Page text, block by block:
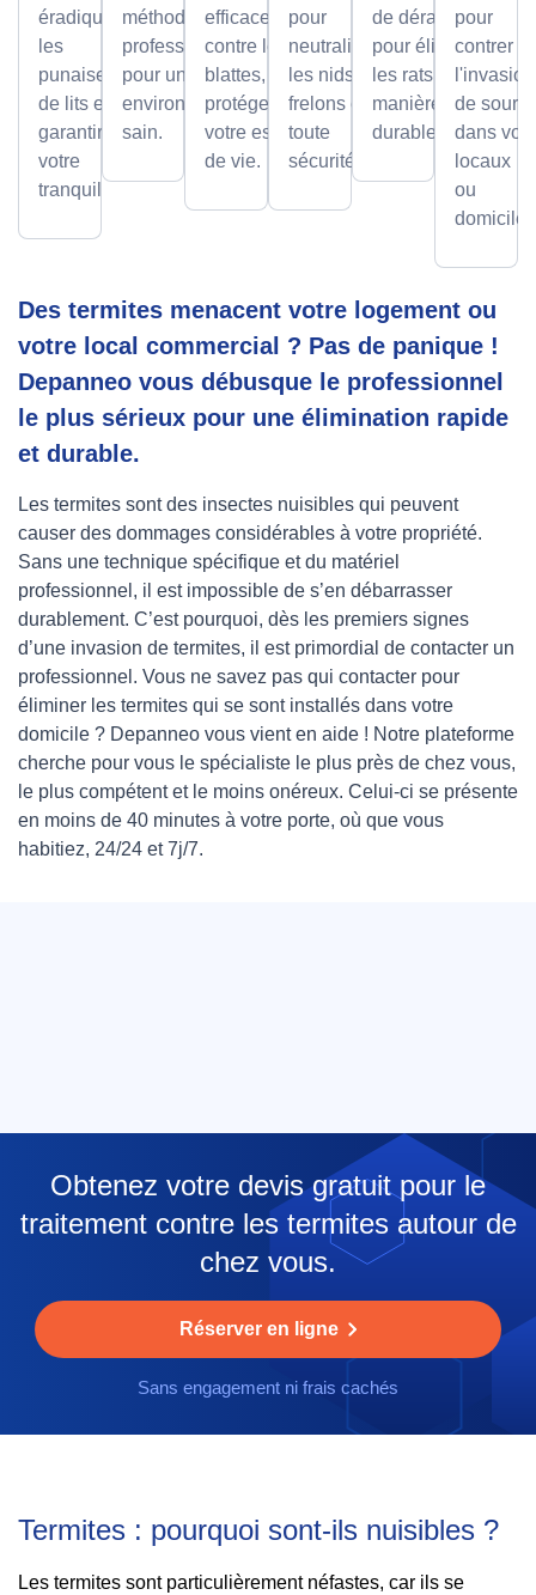
éradiquer
les
punaises
de lits et
garantir
votre
tranquillité.
méthodes
professionnelles,
pour un
environnement
sain.
efficaces
contre les
blattes, pour
protéger
votre espace
de vie.
pour
neutraliser
les nids de
frelons en
toute
sécurité.
de dératisation
pour éliminer
les rats de
manière sûre et
durable.
pour
contrer
l'invasion
de souris
dans vos
locaux
ou
domicile.
Des termites menacent votre logement ou
votre local commercial ? Pas de panique !
Depanneo vous débusque le professionnel
le plus sérieux pour une élimination rapide
et durable.
Les termites sont des insectes nuisibles qui peuvent
causer des dommages considérables à votre propriété.
Sans une technique spécifique et du matériel
professionnel, il est impossible de s’en débarrasser
durablement. C’est pourquoi, dès les premiers signes
d’une invasion de termites, il est primordial de contacter un
professionnel. Vous ne savez pas qui contacter pour
éliminer les termites qui se sont installés dans votre
domicile ? Depanneo vous vient en aide ! Notre plateforme
cherche pour vous le spécialiste le plus près de chez vous,
le plus compétent et le moins onéreux. Celui-ci se présente
en moins de 40 minutes à votre porte, où que vous
habitiez, 24/24 et 7j/7.
Obtenez votre devis gratuit pour le
traitement contre les termites autour de
chez vous.
Réserver en ligne
Sans engagement ni frais cachés
Termites : pourquoi sont-ils nuisibles ?
Les termites sont particulièrement néfastes, car ils se